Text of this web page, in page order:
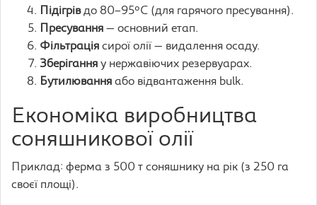
Підігрівдо 80–95°C (для гарячого пресування).
Пресування — основний етап.
Фільтрація сирої олії — видалення осаду.
Зберігання у нержавіючих резервуарах.
Бутилювання або відвантаження bulk.
Економіка виробництва
соняшникової олії
Приклад: ферма з 500 т соняшнику на рік (з 250 га
своєї площі).